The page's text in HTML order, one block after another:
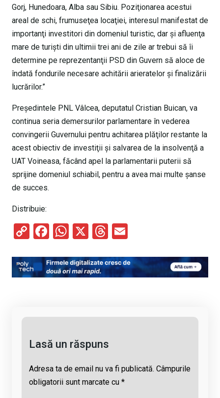
Gorj, Hunedoara, Alba sau Sibiu. Poziţionarea acestui
areal de schi, frumuseţea locaţiei, interesul manifestat de
importanţi investitori din domeniul turistic, dar şi afluenţa
mare de turişti din ultimii trei ani de zile ar trebui să îi
determine pe reprezentanţii PSD din Guvern să aloce de
îndată fondurile necesare achitării arieratelor şi finalizării
lucrărilor.”
Preşedintele PNL Vâlcea, deputatul Cristian Buican, va
continua seria demersurilor parlamentare în vederea
convingerii Guvernului pentru achitarea plăţilor restante la
acest obiectiv de investiţii şi salvarea de la insolvenţă a
UAT Voineasa, făcând apel la parlamentarii puterii să
sprijine domeniul schiabil, pentru a avea mai multe şanse
de succes.
Distribuie:
C
py
Li
F
ce
b
W
at
s
X
T
e
a
ail
Lasă un răspuns
Adresa ta de email nu va fi publicată. Câmpurile
obligatorii sunt marcate cu *